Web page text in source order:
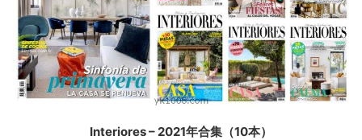
Interiores – 2021年合集（10本）